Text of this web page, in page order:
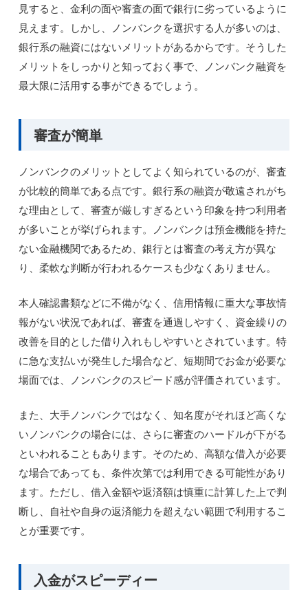
見すると、金利の面や審査の面で銀行に劣っているように
見えます。しかし、ノンバンクを選択する人が多いのは、
銀行系の融資にはないメリットがあるからです。そうした
メリットをしっかりと知っておく事で、ノンバンク融資を
最大限に活用する事ができるでしょう。
審査が簡単
ノンバンクのメリットとしてよく知られているのが、審査
が比較的簡単である点です。銀行系の融資が敬遠されがち
な理由として、審査が厳しすぎるという印象を持つ利用者
が多いことが挙げられます。ノンバンクは預金機能を持た
ない金融機関であるため、銀行とは審査の考え方が異な
り、柔軟な判断が行われるケースも少なくありません。
本人確認書類などに不備がなく、信用情報に重大な事故情
報がない状況であれば、審査を通過しやすく、資金繰りの
改善を目的とした借り入れもしやすいとされています。特
に急な支払いが発生した場合など、短期間でお金が必要な
場面では、ノンバンクのスピード感が評価されています。
また、大手ノンバンクではなく、知名度がそれほど高くな
いノンバンクの場合には、さらに審査のハードルが下がる
といわれることもあります。そのため、高額な借入が必要
な場合であっても、条件次第では利用できる可能性があり
ます。ただし、借入金額や返済額は慎重に計算した上で判
断し、自社や自身の返済能力を超えない範囲で利用するこ
とが重要です。
入金がスピーディー